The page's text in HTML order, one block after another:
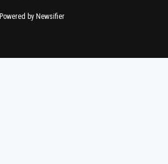
Powered by Newsifier